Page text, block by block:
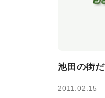
池田の街
2011.02.15